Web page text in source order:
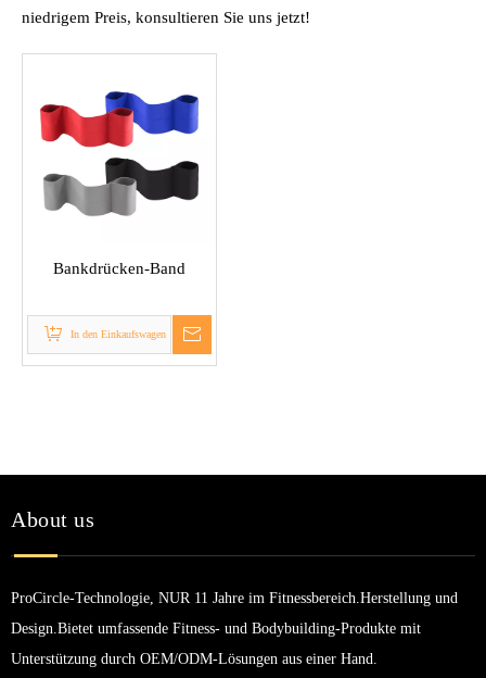
niedrigem Preis, konsultieren Sie uns jetzt!
Bankdrücken-Band
In den Einkaufswagen
About us
ProCircle-Technologie, NUR 11 Jahre im Fitnessbereich.Herstellung und
Design.Bietet umfassende Fitness- und Bodybuilding-Produkte mit
Unterstützung durch OEM/ODM-Lösungen aus einer Hand.